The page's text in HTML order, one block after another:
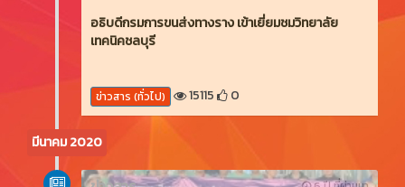
อธิบดีกรมการขนส่งทางราง เข้าเยี่ยมชมวิทยาลัย
เทคนิคชลบุรี
ข่าวสาร (ทั่วไป) 15115 0
มีนาคม 2020